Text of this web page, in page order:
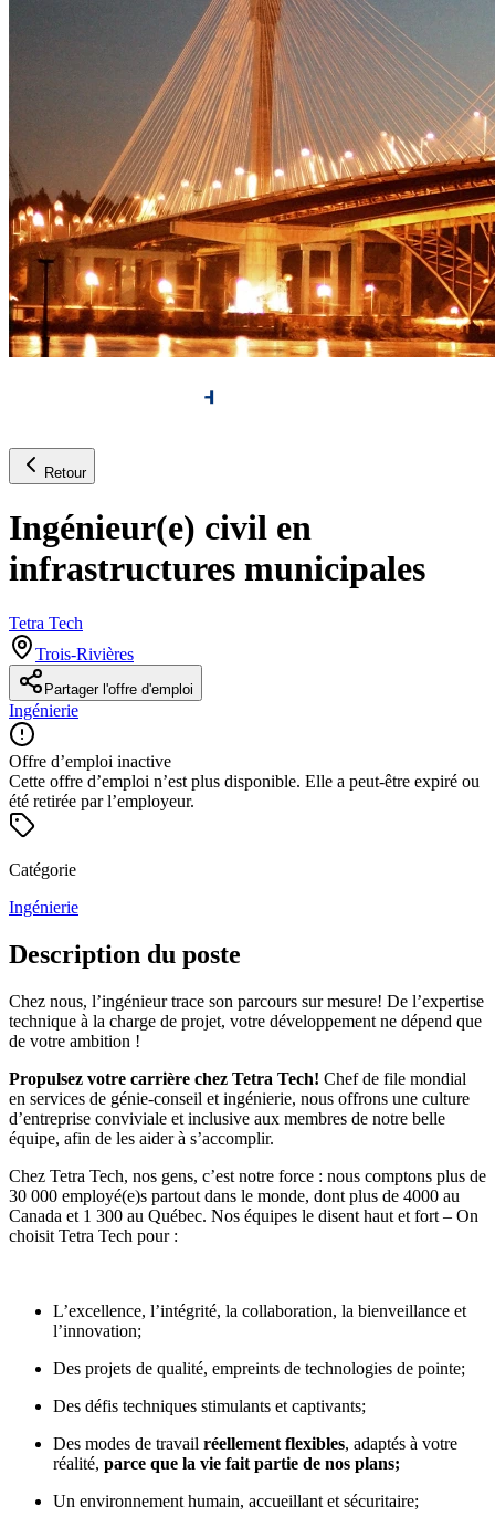
Retour
Ingénieur(e) civil en
infrastructures municipales
Tetra Tech
Trois-Rivières
Partager l'offre d'emploi
Ingénierie
Offre d’emploi inactive
Cette offre d’emploi n’est plus disponible. Elle a peut-être expiré ou
été retirée par l’employeur.
Catégorie
Ingénierie
Description du poste
Chez nous, l’ingénieur trace son parcours sur mesure! De l’expertise
technique à la charge de projet, votre développement ne dépend que
de votre ambition !
Propulsez votre carrière chez Tetra Tech! Chef de file mondial
en services de génie-conseil et ingénierie, nous offrons une culture
d’entreprise conviviale et inclusive aux membres de notre belle
équipe, afin de les aider à s’accomplir.
Chez Tetra Tech, nos gens, c’est notre force : nous comptons plus de
30 000 employé(e)s partout dans le monde, dont plus de 4000 au
Canada et 1 300 au Québec. Nos équipes le disent haut et fort – On
choisit Tetra Tech pour :
L’excellence, l’intégrité, la collaboration, la bienveillance et
l’innovation;
Des projets de qualité, empreints de technologies de pointe;
Des défis techniques stimulants et captivants;
Des modes de travail réellement flexibles, adaptés à votre
réalité, parce que la vie fait partie de nos plans;
Un environnement humain, accueillant et sécuritaire;